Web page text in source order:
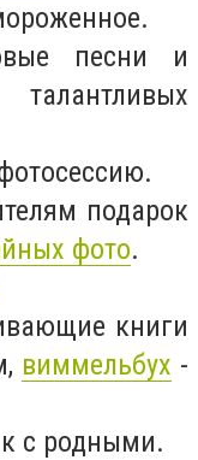
песни и
подарок
фото.
книги
виммельбух -
с родными.